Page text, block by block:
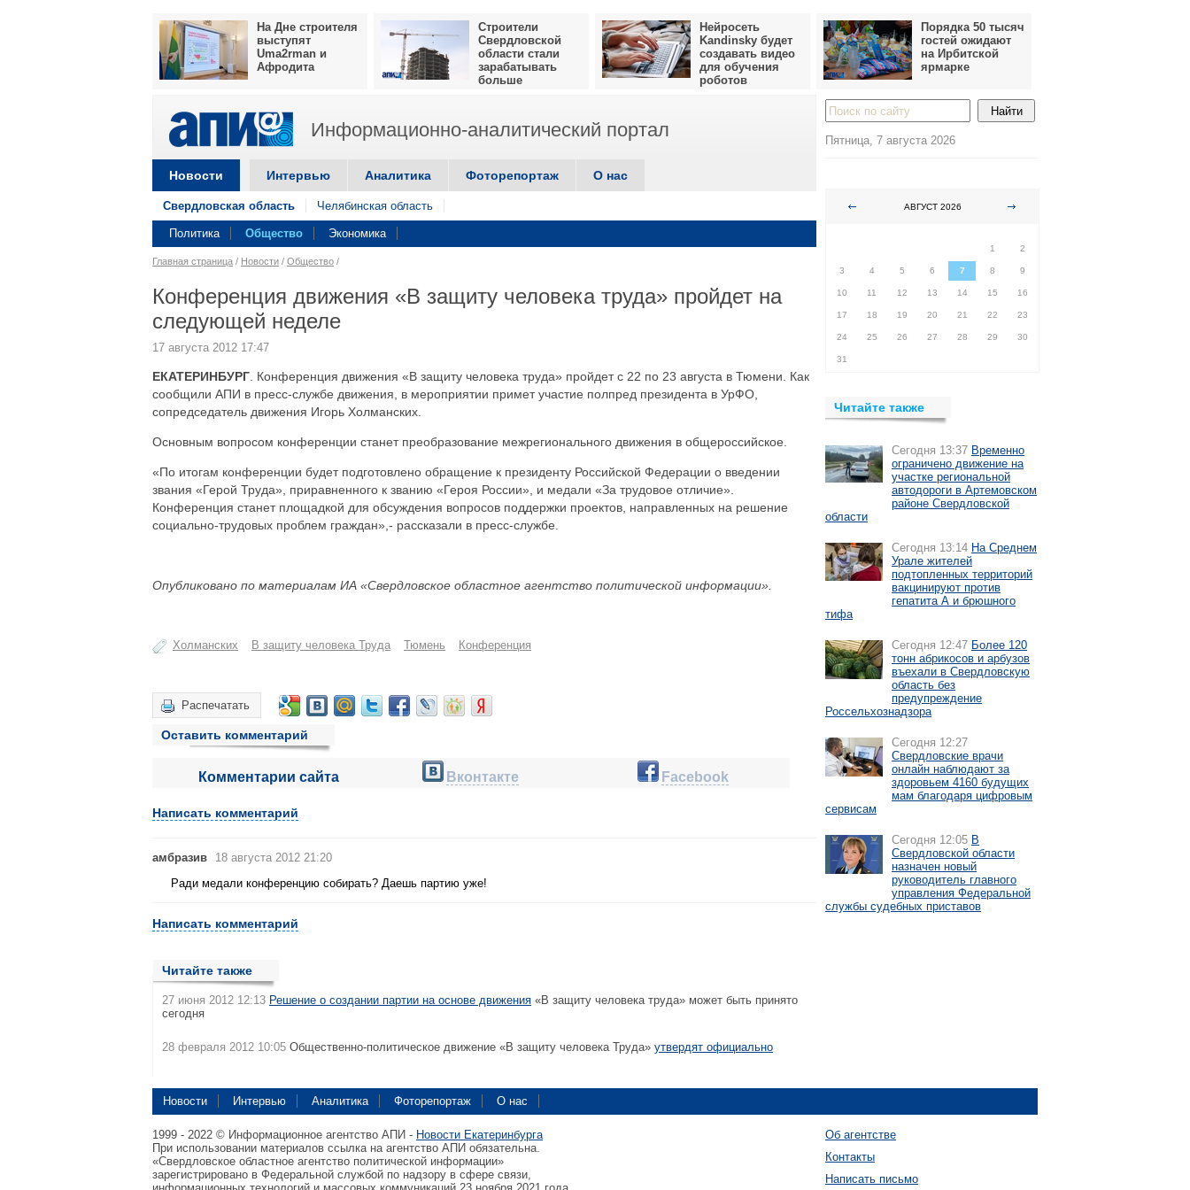
На Дне строителя
выступят
Uma2rman и
Афродита
Строители
Свердловской
области стали
зарабатывать
больше
Нейросеть
Kandinsky будет
создавать видео
для обучения
роботов
Порядка 50 тысяч
гостей ожидают
на Ирбитской
ярмарке
Информационно-аналитический портал
Новости Интервью Аналитика Фоторепортаж О нас
Свердловская область Челябинская область
Политика Общество Экономика
Главная страница / Новости / Общество /
Конференция движения «В защиту человека труда» пройдет на
следующей неделе
17 августа 2012 17:47
ЕКАТЕРИНБУРГ . Конференция движения «В защиту человека труда» пройдет с 22 по 23 августа в Тюмени. Как
сообщили АПИ в пресс-службе движения, в мероприятии примет участие полпред президента в УрФО,
сопредседатель движения Игорь Холманских.
Основным вопросом конференции станет преобразование межрегионального движения в общероссийское.
«По итогам конференции будет подготовлено обращение к президенту Российской Федерации о введении
звания «Герой Труда», приравненного к званию «Героя России», и медали «За трудовое отличие».
Конференция станет площадкой для обсуждения вопросов поддержки проектов, направленных на решение
социально-трудовых проблем граждан»,- рассказали в пресс-службе.
Опубликовано по материалам ИА «Свердловское областное агентство политической информации».
Холманских В защиту человека Труда Тюмень Конференция
Распечатать
Оставить комментарий
Комментарии сайта Вконтакте Facebook
Написать комментарий
амбразив
18 августа 2012 21:20
Ради медали конференцию собирать? Даешь партию уже!
Написать комментарий
Читайте также
27 июня 2012 12:13 Решение о создании партии на основе движения «В защиту человека труда» может быть принято
сегодня
28 февраля 2012 10:05 Общественно-политическое движение «В защиту человека Труда» утвердят официально
Пятница, 7 августа 2026
АВГУСТ 2026
1
2
3 4 5 6 7 8 9
10 11 12 13 14 15 16
17 18 19 20 21 22 23
24 25 26 27 28 29 30
31
Читайте также
Сегодня 13:37 Временно
ограничено движение на
участке региональной
автодороги в Артемовском
районе Свердловской
области
Сегодня 13:14 На Среднем
Урале жителей
подтопленных территорий
вакцинируют против
гепатита А и брюшного
тифа
Сегодня 12:47 Более 120
тонн абрикосов и арбузов
въехали в Свердловскую
область без
предупреждение
Россельхознадзора
Сегодня 12:27
Свердловские врачи
онлайн наблюдают за
здоровьем 4160 будущих
мам благодаря цифровым
сервисам
Сегодня 12:05 В
Свердловской области
назначен новый
руководитель главного
управления Федеральной
службы судебных приставов
Новости Интервью Аналитика Фоторепортаж О нас
1999 - 2022 © Информационное агентство АПИ - Новости Екатеринбурга
При использовании материалов ссылка на агентство АПИ обязательна.
«Свердловское областное агентство политической информации»
зарегистрировано в Федеральной службой по надзору в сфере связи,
Об агентстве
Контакты
Написать письмо